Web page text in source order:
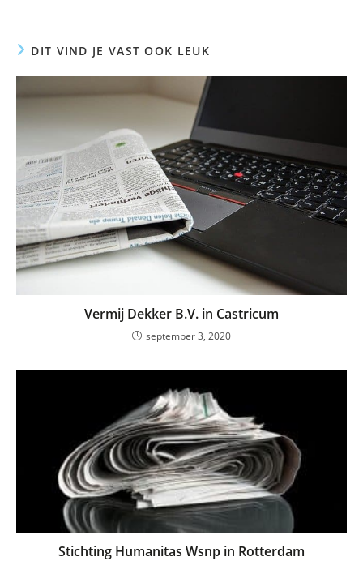
DIT VIND JE VAST OOK LEUK
Vermij Dekker B.V. in Castricum
september 3, 2020
Stichting Humanitas Wsnp in Rotterdam